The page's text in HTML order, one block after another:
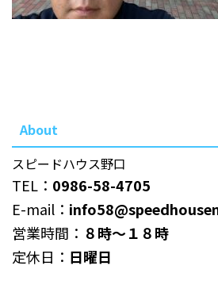
About
スピードハウス野口
TEL： 0986-58-4705
E-mail：
営業時間： ８時～１８時
定休日： 日曜日